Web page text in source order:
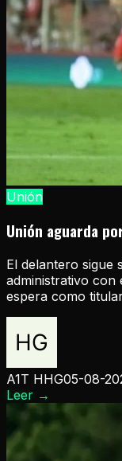
Unión
Unión aguarda
El delantero sigue
administrativo
espera como
A1T HHG05-08-
Leer →